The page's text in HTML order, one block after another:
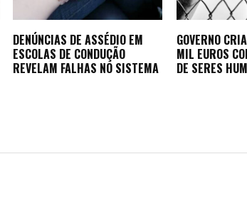
DENÚNCIAS DE ASSÉDIO EM
ESCOLAS DE CONDUÇÃO
REVELAM FALHAS NO SISTEMA
GOVERNO
MIL EUROS
DE SERES